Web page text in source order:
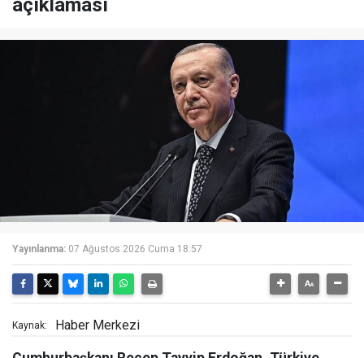
açıklaması
Yayınlanma: 07 Ağustos 2026 Cuma 18:57
Kaynak: Haber Merkezi